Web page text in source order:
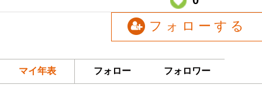
フォローする
マイ年表 フォロー フォロワー